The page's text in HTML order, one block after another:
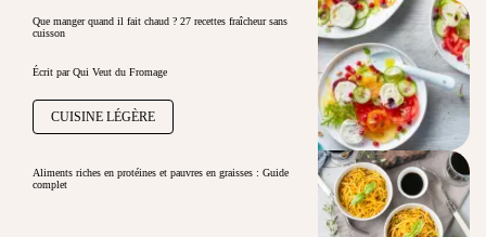
Que manger quand il fait chaud ? 27 recettes fraîcheur sans
cuisson
Écrit par Qui Veut du Fromage
CUISINE LÉGÈRE
Aliments riches en protéines et pauvres en graisses : Guide
complet